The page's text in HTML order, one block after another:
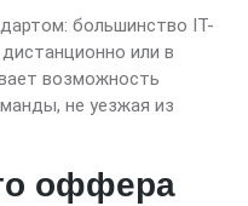
большинство IT-
или в
возможность
не уезжая из
оффера